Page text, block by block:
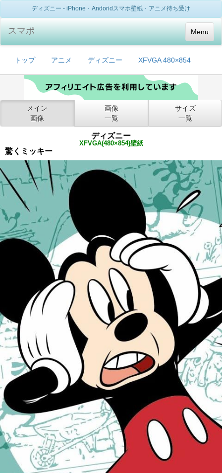
ディズニー - iPhone・Andoridスマホ壁紙・アニメ待ち受け
Menu
スマポ
トップ アニメ ディズニー XFVGA 480×854
メイン
画像
画像
一覧
サイズ
一覧
ディズニー
XFVGA(480×854)壁紙
驚くミッキー